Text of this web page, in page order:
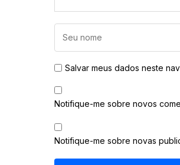
Salvar meus dados neste
Notifique-me sobre novos
Notifique-me sobre novas